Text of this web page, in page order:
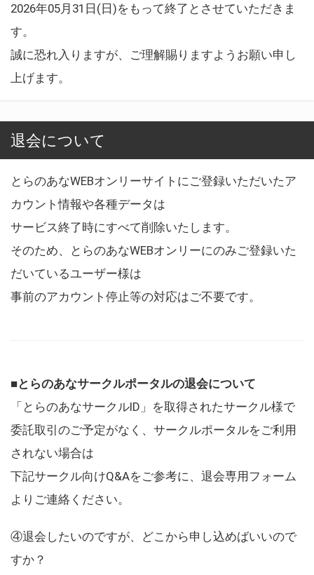
2026年05月31日(日)をもって終了とさせていただきま
す。
誠に恐れ入りますが、ご理解賜りますようお願い申し
上げます。
退会について
とらのあなWEBオンリーサイトにご登録いただいたア
カウント情報や各種データは
サービス終了時にすべて削除いたします。
そのため、とらのあなWEBオンリーにのみご登録いた
だいているユーザー様は
事前のアカウント停止等の対応はご不要です。
■とらのあなサークルポータルの退会について
「とらのあなサークルID」を取得されたサークル様で
委託取引のご予定がなく、サークルポータルをご利用
されない場合は
下記サークル向けQ&Aをご参考に、退会専用フォーム
よりご連絡ください。
④退会したいのですが、どこから申し込めばいいので
すか？